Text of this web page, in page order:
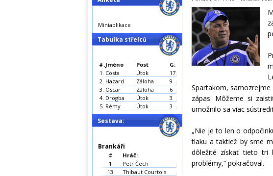
Spartakom,
zápas. Môžeme si
umožnilo sa viac
„Nie je to len o
tlaku a taktiež by sme
dôležité získať tieto tri
problémy,“ pokračoval.
Miniaplikace
Tabulka střelců
#.Jméno Post
G:
1. Costa Útok
17
2. Hazard Záloha
9
3. Oscar Záloha
6
4. Drogba Útok
3
5. Rémy Útok 3
Sestava:
Brankáři
#
Hráč:
1
Petr Čech
13
Thibaut Courtois